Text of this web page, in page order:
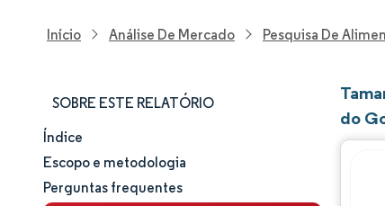
Início Análise De Mercado Pesquisa De
SOBRE ESTE RELATÓRIO
Tamanho e participação de mercado
Análise de mercado
Índice
Escopo e metodologia
Perguntas frequentes
do